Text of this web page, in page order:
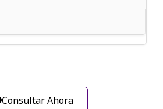
Consultar Ahora